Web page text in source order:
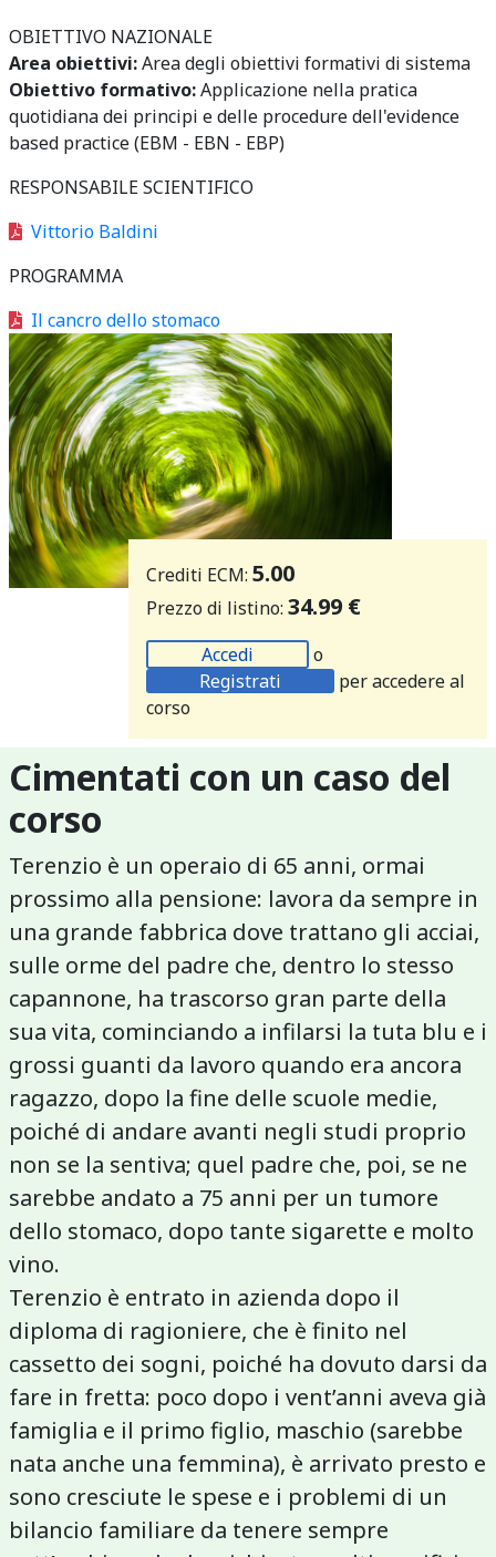
OBIETTIVO NAZIONALE
Area obiettivi:Area degli obiettivi formativi di sistema
Obiettivo formativo:Applicazione nella pratica
quotidiana dei principi e delle procedure dell'evidence
based practice (EBM - EBN - EBP)
RESPONSABILE SCIENTIFICO
Vittorio Baldini
PROGRAMMA
Il cancro dello stomaco
Crediti ECM: 5.00
Prezzo di listino: 34.99 €
Accedi
o
Registrati
per accedere al
corso
Cimentati con un caso del
corso
Terenzio è un operaio di 65 anni, ormai
prossimo alla pensione: lavora da sempre in
una grande fabbrica dove trattano gli acciai,
sulle orme del padre che, dentro lo stesso
capannone, ha trascorso gran parte della
sua vita, cominciando a infilarsi la tuta blu e i
grossi guanti da lavoro quando era ancora
ragazzo, dopo la fine delle scuole medie,
poiché di andare avanti negli studi proprio
non se la sentiva; quel padre che, poi, se ne
sarebbe andato a 75 anni per un tumore
dello stomaco, dopo tante sigarette e molto
vino.
Terenzio è entrato in azienda dopo il
diploma di ragioniere, che è finito nel
cassetto dei sogni, poiché ha dovuto darsi da
fare in fretta: poco dopo i vent’anni aveva già
famiglia e il primo figlio, maschio (sarebbe
nata anche una femmina), è arrivato presto e
sono cresciute le spese e i problemi di un
bilancio familiare da tenere sempre